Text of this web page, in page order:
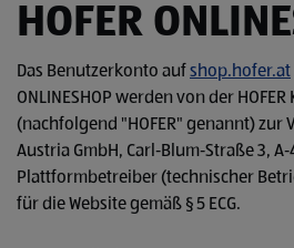
HOFER
Das Benutzerkonto aufshop.hofer.at
ONLINESHOP werden von der
(nachfolgend "HOFER" genannt) zur
Austria GmbH, Carl‑Blum‑Straße 3,
Plattformbetreiber (technischer
für die Website gemäß § 5 ECG.